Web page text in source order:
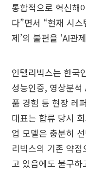
통합적으로 혁신해
다”면서 “현재 시
제’의 불편을 ‘AI관
인텔리빅스는 한국
성능인증, 영상분
품 경험 등 현장 레
대표는 합류 당시
업 모델은 충분히
리빅스의 기존 약
고 있음에도 불구